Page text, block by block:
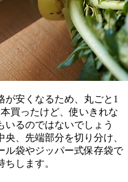
が安くなるため、丸ごと1
買ったけど、使いきれな
るのではないでしょう
、先端部分を切り分け、
ル袋やジッパー式保存袋で
します。